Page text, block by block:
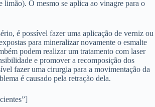
limão). O mesmo se aplica ao vinagre para o
é possível fazer uma aplicação de verniz ou
para mineralizar novamente o esmalte
podem realizar um tratamento com laser
e promover a recomposição dos
fazer uma cirurgia para a movimentação da
é causado pela retração dela.